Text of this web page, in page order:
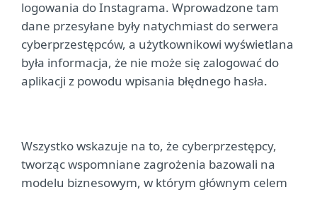
logowania do Instagrama. Wprowadzone tam
dane przesyłane były natychmiast do serwera
cyberprzestępców, a użytkownikowi wyświetlana
była informacja, że nie może się zalogować do
aplikacji z powodu wpisania błędnego hasła.
Wszystko wskazuje na to, że cyberprzestępcy,
tworząc wspomniane zagrożenia bazowali na
modelu biznesowym, w którym głównym celem